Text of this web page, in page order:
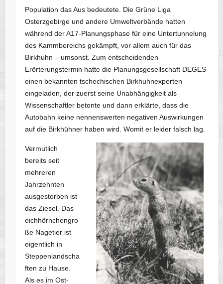
Population das Aus bedeutete. Die Grüne Liga
Osterzgebirge und andere Umweltverbände hatten
während der A17-Planungsphase für eine Untertunnelung
des Kammbereichs gekämpft, vor allem auch für das
Birkhuhn – umsonst. Zum entscheidenden
Erörterungstermin hatte die Planungsgesellschaft DEGES
einen bekannten tschechischen Birkhuhnexperten
eingeladen, der zuerst seine Unabhängigkeit als
Wissenschaftler betonte und dann erklärte, dass die
Autobahn keine nennenswerten negativen Auswirkungen
auf die Birkhühner haben wird. Womit er leider falsch lag.
Vermutlich
bereits seit
mehreren
Jahrzehnten
ausgestorben ist
das Ziesel. Das
eichhörnchengro
ße Nagetier ist
eigentlich in
Steppenlandscha
ften zu Hause.
Als es im Ost-